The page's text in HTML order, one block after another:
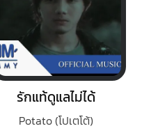
รักแท้ดูแลไม่ได้
Potato (โปเตโต้)